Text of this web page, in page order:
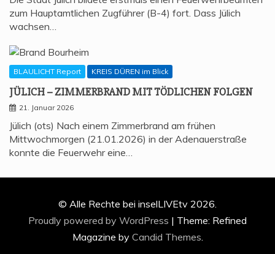
zum Hauptamtlichen Zugführer (B-4) fort. Dass Jülich
wachsen…
BLAULICHT Report KREIS DÜREN im Blick
JÜLICH – ZIM­MER­BRAND MIT TÖD­LI­CHEN FOLGEN
21. Januar 2026
Jülich (ots) Nach einem Zimmerbrand am frühen
Mittwochmorgen (21.01.2026) in der Adenauerstraße
konnte die Feuerwehr eine…
© Alle Rechte bei inselLIVEtv 2026.
Proudly powered by WordPress | Theme: Refined
Magazine by Candid Themes.